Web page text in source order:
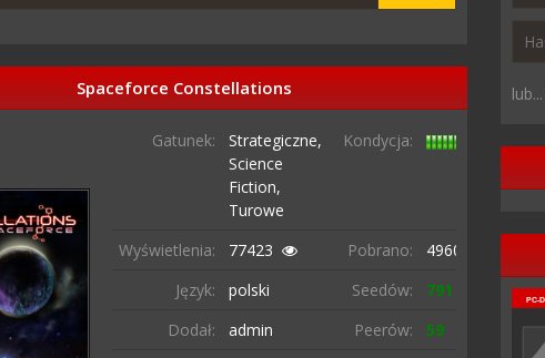
Spaceforce Constellations
Gatunek:
Strategiczne,
Science
Fiction,
Turowe
Kondycja:
Wyświetlenia: 77423 Pobrano:
4960 razy
Język:
polski Seedów:
791
Dodał:
admin Peerów:
59
lub...